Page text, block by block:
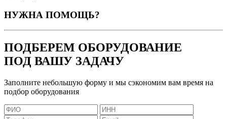
НУЖНА ПОМОЩЬ?
ПОДБЕРЕМ ОБОРУДОВАНИЕ
ПОД ВАШУ ЗАДАЧУ
Заполните небольшую форму и мы сэкономим вам время на
подбор оборудования